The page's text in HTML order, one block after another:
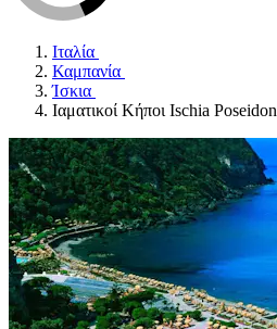
Ιταλία
Καμπανία
Ίσκια
Ιαματικοί Κήποι Ischia Poseidon